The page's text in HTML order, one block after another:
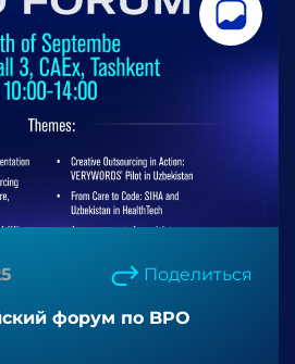
Поделиться
форум по BPO